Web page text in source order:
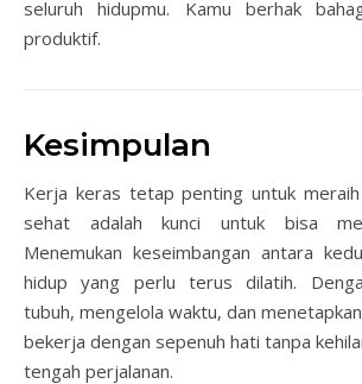
seluruh hidupmu. Kamu berhak
produktif.
Kesimpulan
Kerja keras tetap penting untuk
sehat adalah kunci untuk bisa
Menemukan keseimbangan antara
hidup yang perlu terus dilatih.
tubuh, mengelola waktu, dan
bekerja dengan sepenuh hati tanpa
tengah perjalanan.